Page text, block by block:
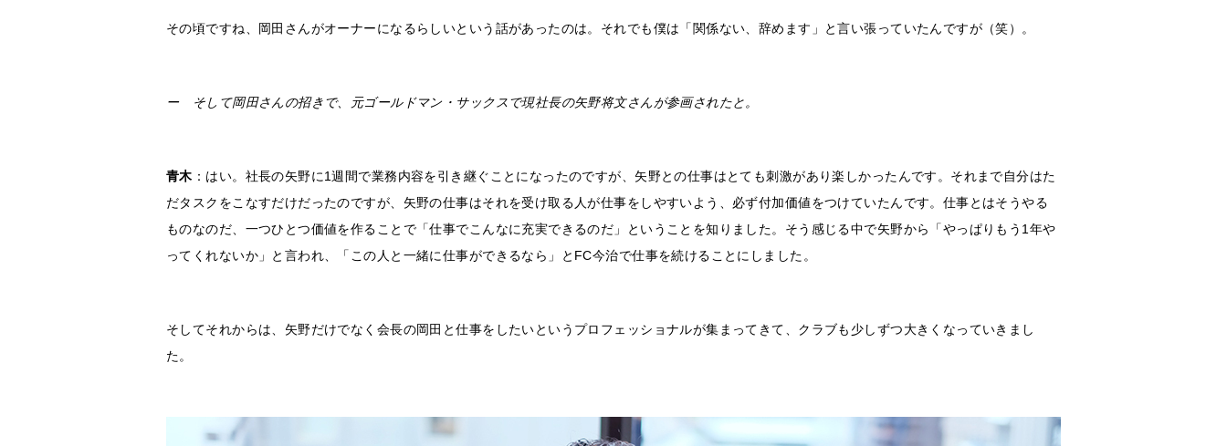
その頃ですね、岡田さんがオーナーになるらしいという話があったのは。それでも僕は「関係ない、辞めます」と言い張っていたんですが（笑）。
ー そして岡田さんの招きで、元ゴールドマン・サックスで現社長の矢野将文さんが参画されたと。
青木 ：はい。社長の矢野に1週間で業務内容を引き継ぐことになったのですが、矢野との仕事はとても刺激があり楽しかったんです。それまで自分はた
だタスクをこなすだけだったのですが、矢野の仕事はそれを受け取る人が仕事をしやすいよう、必ず付加価値をつけていたんです。仕事とはそうやる
ものなのだ、一つひとつ価値を作ることで「仕事でこんなに充実できるのだ」ということを知りました。そう感じる中で矢野から「やっぱりもう1年や
ってくれないか」と言われ、「この人と一緒に仕事ができるなら」とFC今治で仕事を続けることにしました。
そしてそれからは、矢野だけでなく会長の岡田と仕事をしたいというプロフェッショナルが集まってきて、クラブも少しずつ大きくなっていきまし
た。